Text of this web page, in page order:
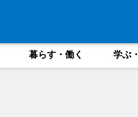
暮らす・働く 学ぶ